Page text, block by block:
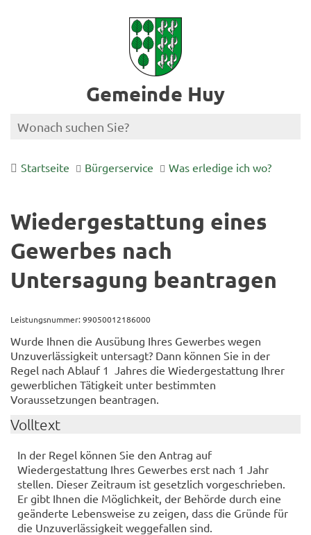
Gemeinde Huy
Startseite Bürgerservice Was erledige ich wo?
Wiedergestattung eines
Gewerbes nach
Untersagung beantragen
Leistungsnummer: 99050012186000
Wurde Ihnen die Ausübung Ihres Gewerbes wegen
Unzuverlässigkeit untersagt? Dann können Sie in der
Regel nach Ablauf 1 Jahres die Wiedergestattung Ihrer
gewerblichen Tätigkeit unter bestimmten
Voraussetzungen beantragen.
Volltext
In der Regel können Sie den Antrag auf
Wiedergestattung Ihres Gewerbes erst nach 1 Jahr
stellen. Dieser Zeitraum ist gesetzlich vorgeschrieben.
Er gibt Ihnen die Möglichkeit, der Behörde durch eine
geänderte Lebensweise zu zeigen, dass die Gründe für
die Unzuverlässigkeit weggefallen sind.